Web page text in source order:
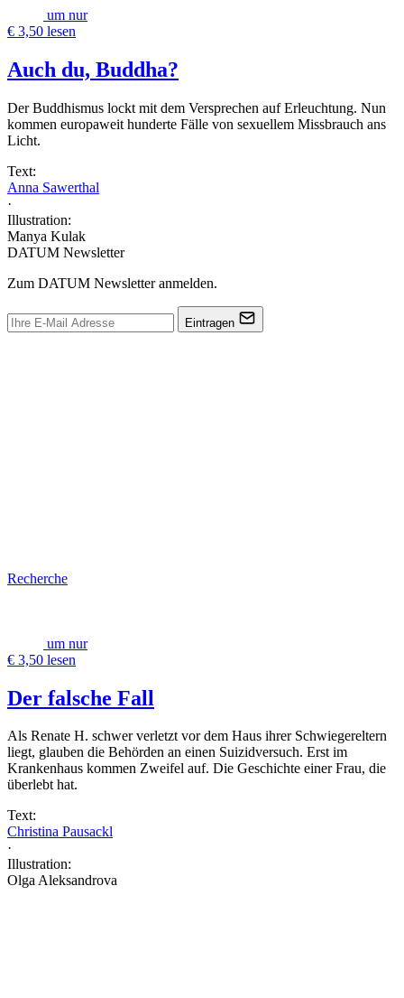
um nur
€ 3,50 lesen
Auch du, Buddha?
Der Buddhismus lockt mit dem Versprechen auf Erleuchtung. Nun
kommen europaweit hunderte Fälle von sexuellem Missbrauch ans
Licht.
Text:
Anna Sawerthal
·
Illustration:
Manya Kulak
DATUM Newsletter
Zum DATUM Newsletter anmelden.
Eintragen
Recherche
um nur
€ 3,50 lesen
Der falsche Fall
Als Renate H. schwer verletzt vor dem Haus ihrer Schwiegereltern
liegt, glauben die Behörden an einen Suizidversuch. Erst im
Krankenhaus kommen Zweifel auf. Die Geschichte einer Frau, die
überlebt hat.
Text:
Christina Pausackl
·
Illustration:
Olga Aleksandrova